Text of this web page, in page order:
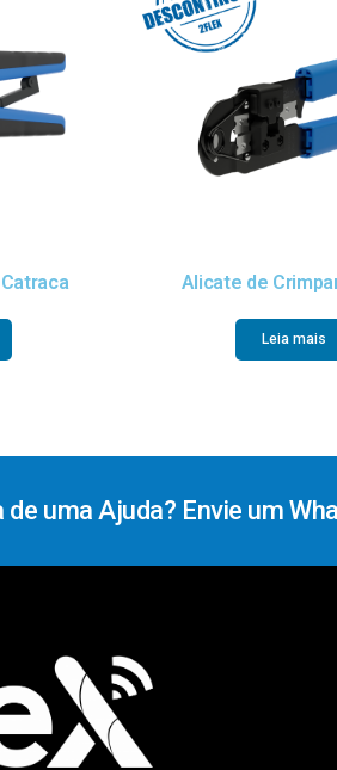
Alicate de
Leia mais
de uma Ajuda? Envie um